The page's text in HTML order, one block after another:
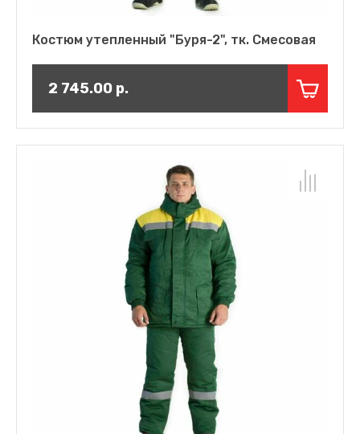
Костюм утепленный "Буря-2", тк. Смесовая
2 745.00 р.